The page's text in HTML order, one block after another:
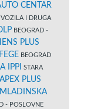
CENTAR
I DRUGA
BEOGRAD -
PLUS
BEOGRAD
IPPI
STARA
PLUS
- POSLOVNE